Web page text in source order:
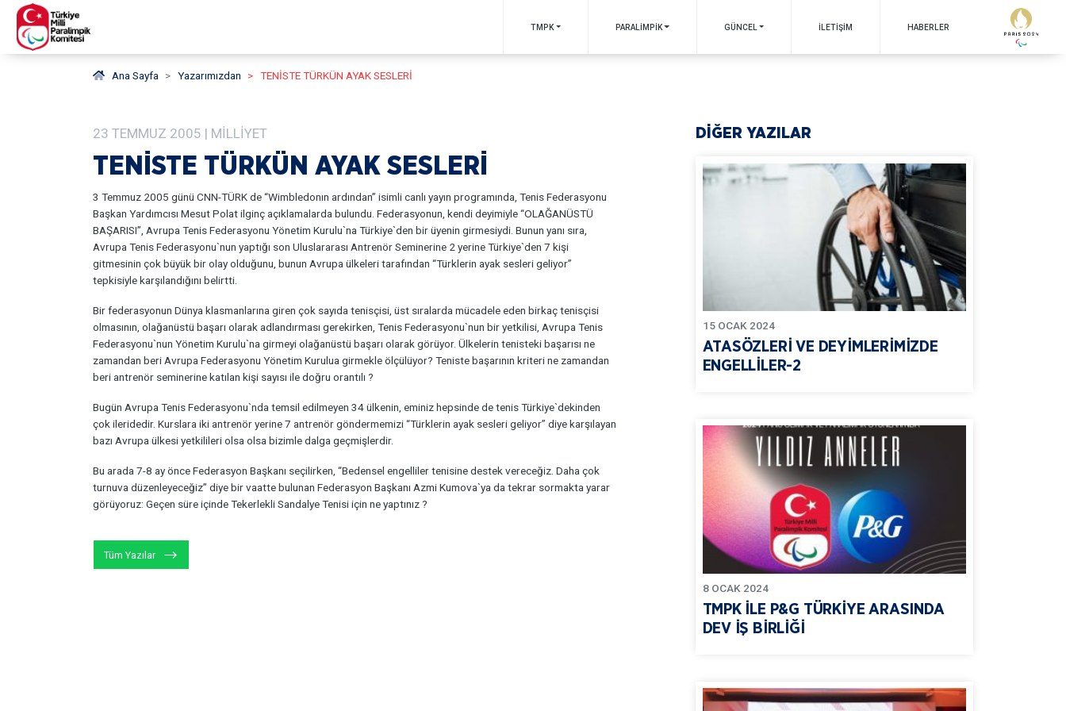
TMPK PARALİMPİK GÜNCEL İLETIŞIM HABERLER
Ana Sayfa Yazarımızdan TENİSTE TÜRKÜN AYAK SESLERİ
23 TEMMUZ 2005 | MILLIYET
TENİSTE TÜRKÜN AYAK SESLERİ
3 Temmuz 2005 günü CNN-TÜRK de “Wimbledonın ardından” isimli canlı yayın programında, Tenis Federasyonu
Başkan Yardımcısı Mesut Polat ilginç açıklamalarda bulundu. Federasyonun, kendi deyimiyle “OLAĞANÜSTÜ
BAŞARISI”, Avrupa Tenis Federasyonu Yönetim Kurulu`na Türkiye`den bir üyenin girmesiydi. Bunun yanı sıra,
Avrupa Tenis Federasyonu`nun yaptığı son Uluslararası Antrenör Seminerine 2 yerine Türkiye`den 7 kişi
gitmesinin çok büyük bir olay olduğunu, bunun Avrupa ülkeleri tarafından “Türklerin ayak sesleri geliyor”
tepkisiyle karşılandığını belirtti.
Bir federasyonun Dünya klasmanlarına giren çok sayıda tenisçisi, üst sıralarda mücadele eden birkaç tenisçisi
olmasının, olağanüstü başarı olarak adlandırması gerekirken, Tenis Federasyonu`nun bir yetkilisi, Avrupa Tenis
Federasyonu`nun Yönetim Kurulu`na girmeyi olağanüstü başarı olarak görüyor. Ülkelerin tenisteki başarısı ne
zamandan beri Avrupa Federasyonu Yönetim Kurulua girmekle ölçülüyor? Teniste başarının kriteri ne zamandan
beri antrenör seminerine katılan kişi sayısı ile doğru orantılı ?
Bugün Avrupa Tenis Federasyonu`nda temsil edilmeyen 34 ülkenin, eminiz hepsinde de tenis Türkiye`dekinden
çok ileridedir. Kurslara iki antrenör yerine 7 antrenör göndermemizi “Türklerin ayak sesleri geliyor” diye karşılayan
bazı Avrupa ülkesi yetkilileri olsa olsa bizimle dalga geçmişlerdir.
Bu arada 7-8 ay önce Federasyon Başkanı seçilirken, “Bedensel engelliler tenisine destek vereceğiz. Daha çok
turnuva düzenleyeceğiz” diye bir vaatte bulunan Federasyon Başkanı Azmi Kumova`ya da tekrar sormakta yarar
görüyoruz: Geçen süre içinde Tekerlekli Sandalye Tenisi için ne yaptınız ?
Tüm Yazılar
DİĞER YAZILAR
15 OCAK 2024
ATASÖZLERİ VE DEYİMLERİMİZDE
ENGELLİLER-2
8 OCAK 2024
TMPK İLE P&G TÜRKİYE ARASINDA
DEV İŞ BİRLİĞİ